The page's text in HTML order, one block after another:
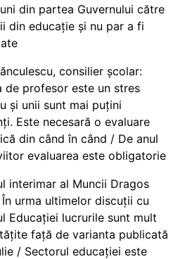
din partea Guvernului către
din educație și nu par a fi
consilier școlar:
de profesor este un stres
și unii sunt mai puțini
Este necesară o evaluare
din când în când / De anul
evaluarea este obligatorie
interimar al Muncii Dragos
În urma ultimelor discuții cu
Educației lucrurile sunt mult
față de varianta publicată
/ Sectorul educației este